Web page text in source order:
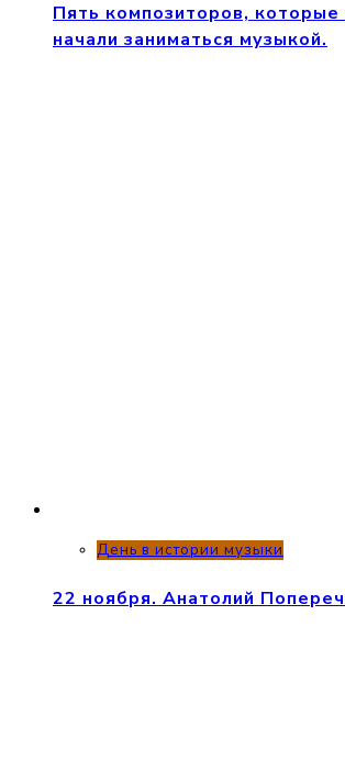
Пять композиторов, которые
начали заниматься музыкой.
День в истории музыки
22 ноября. Анатолий